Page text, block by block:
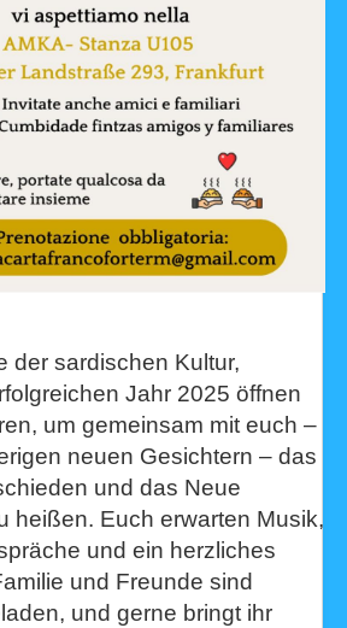
der sardischen Kultur,
Jahr 2025 öffnen
um gemeinsam mit euch –
neuen Gesichtern – das
und das Neue
heißen. Euch erwarten Musik,
und ein herzliches
und Freunde sind
und gerne bringt ihr